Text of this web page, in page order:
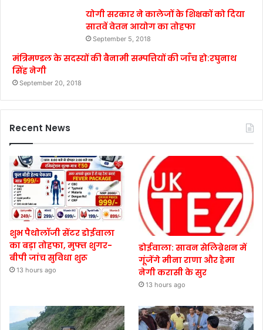
योगी सरकार ने कालेजों के शिक्षकों को दिया
सातवें वेतन आयोग का तोहफा
September 5, 2018
मंत्रिमण्डल के सदस्यों की बैनामी सम्पत्तियों की जाँच हो:रघुनाथ
सिंह नेगी
September 20, 2018
Recent News
शुभ पैथोलॉजी सेंटर डोईवाला
का बड़ा तोहफा, मुफ्त शुगर-
बीपी जांच सुविधा शुरू
13 hours ago
डोईवाला: सावन सेलिब्रेशन में
गूंजेंगे मीना राणा और हेमा
नेगी करासी के सुर
13 hours ago